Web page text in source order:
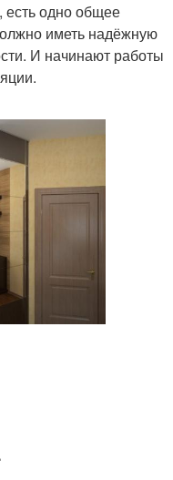
одно общее
иметь надёжную
И начинают работы